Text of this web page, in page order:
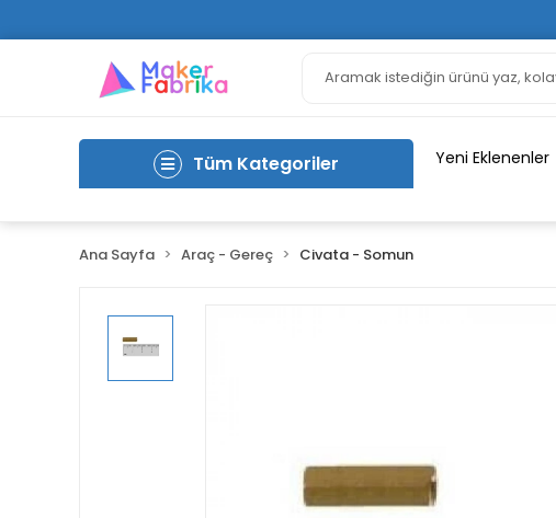
Tüm Kategoriler Yeni Eklenenler
Ana Sayfa Araç - Gereç Civata - Somun